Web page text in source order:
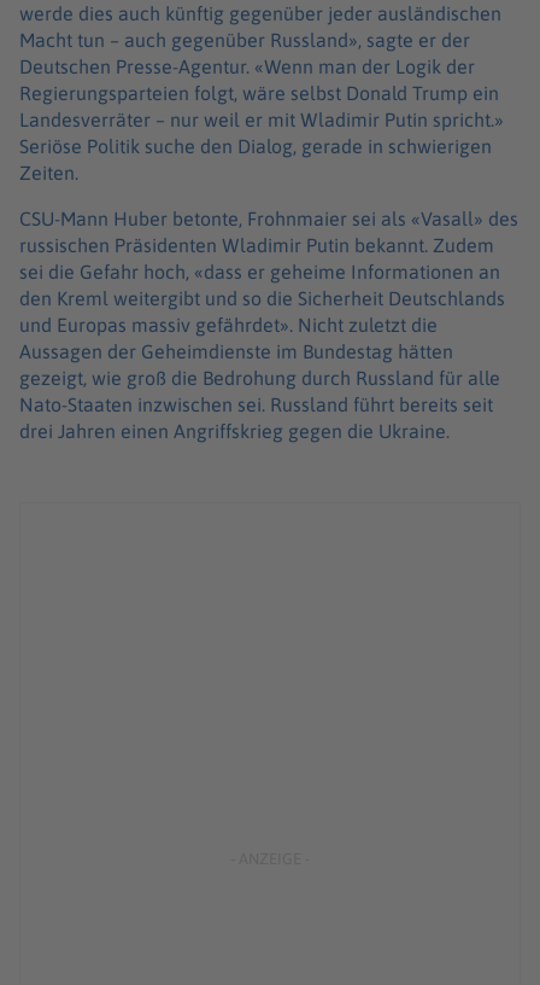
werde dies auch künftig gegenüber jeder ausländischen
Macht tun – auch gegenüber Russland», sagte er der
Deutschen Presse-Agentur. «Wenn man der Logik der
Regierungsparteien folgt, wäre selbst Donald Trump ein
Landesverräter – nur weil er mit Wladimir Putin spricht.»
Seriöse Politik suche den Dialog, gerade in schwierigen
Zeiten.
CSU-Mann Huber betonte, Frohnmaier sei als «Vasall» des
russischen Präsidenten Wladimir Putin bekannt. Zudem
sei die Gefahr hoch, «dass er geheime Informationen an
den Kreml weitergibt und so die Sicherheit Deutschlands
und Europas massiv gefährdet». Nicht zuletzt die
Aussagen der Geheimdienste im Bundestag hätten
gezeigt, wie groß die Bedrohung durch Russland für alle
Nato-Staaten inzwischen sei. Russland führt bereits seit
drei Jahren einen Angriffskrieg gegen die Ukraine.